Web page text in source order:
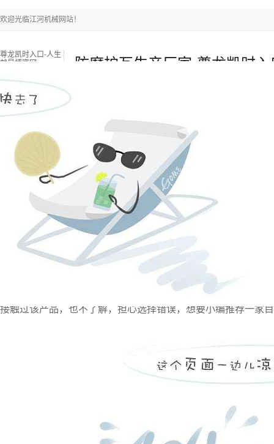
欢迎光临江河机械网站！
尊龙凯时入口-人生
就是博官网
防磨护瓦生产厂家-尊龙凯时入
尊龙凯时入口-人生就是博官网 耐磨陶瓷管
热门搜索关键词： 锅炉燃烧器 锅炉衬板采购
当前位置：尊龙凯时入口-人生就是博官网» » »
来源：江苏江河机械 浏览：- 发布日期：2021-07-23 16:00:00
防磨护瓦生产厂家
接触过该产品，也不了解，担心选择错误，想要小编推荐一家